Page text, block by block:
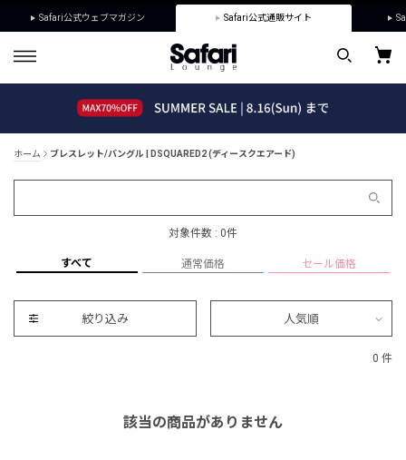
Safari公式ウェブマガジン Safari公式通販サイト
ホーム ブレスレット/バングル | DSQUARED2 (ディースクエアード)
対象件数 : 0件
すべて 通常価格 セール価格
絞り込み 人気順
0 件
該当の商品がありません